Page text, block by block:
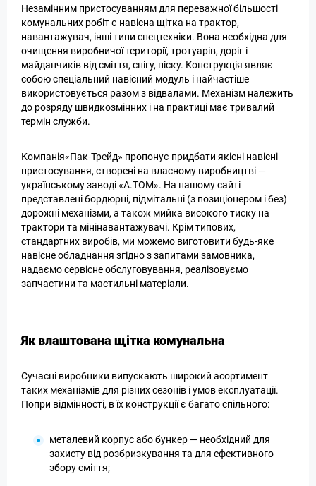
Незамінним пристосуванням для переважної більшості
комунальних робіт є навісна щітка на трактор,
навантажувач, інші типи спецтехніки. Вона необхідна для
очищення виробничої території, тротуарів, доріг і
майданчиків від сміття, снігу, піску. Конструкція являє
собою спеціальний навісний модуль і найчастіше
використовується разом з відвалами. Механізм належить
до розряду швидкозмінних і на практиці має тривалий
термін служби.
Компанія«Пак-Трейд» пропонує придбати якісні навісні
пристосування, створені на власному виробництві —
українському заводі «А.ТОМ». На нашому сайті
представлені бордюрні, підмітальні (з позиціонером і без)
дорожні механізми, а також мийка високого тиску на
трактори та мінінавантажувачі. Крім типових,
стандартних виробів, ми можемо виготовити будь-яке
навісне обладнання згідно з запитами замовника,
надаємо сервісне обслуговування, реалізовуємо
запчастини та мастильні матеріали.
Як влаштована щітка комунальна
Сучасні виробники випускають широкий асортимент
таких механізмів для різних сезонів і умов експлуатації.
Попри відмінності, в їх конструкції є багато спільного:
металевий корпус або бункер — необхідний для
захисту від розбризкування та для ефективного
збору сміття;